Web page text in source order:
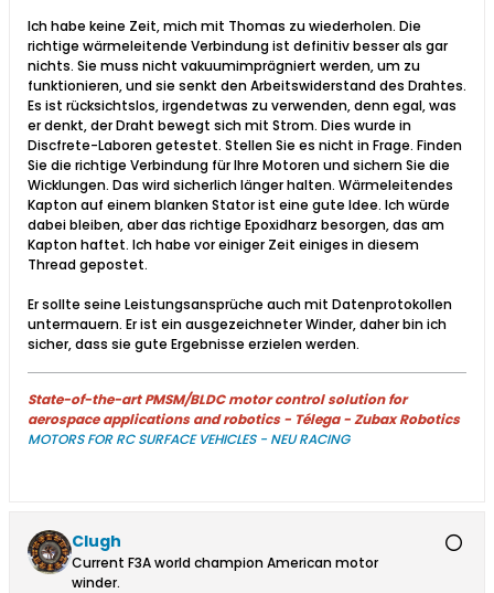
Ich habe keine Zeit, mich mit Thomas zu wiederholen. Die
richtige wärmeleitende Verbindung ist definitiv besser als gar
nichts. Sie muss nicht vakuumimprägniert werden, um zu
funktionieren, und sie senkt den Arbeitswiderstand des Drahtes.
Es ist rücksichtslos, irgendetwas zu verwenden, denn egal, was
er denkt, der Draht bewegt sich mit Strom. Dies wurde in
Discfrete-Laboren getestet. Stellen Sie es nicht in Frage. Finden
Sie die richtige Verbindung für Ihre Motoren und sichern Sie die
Wicklungen. Das wird sicherlich länger halten. Wärmeleitendes
Kapton auf einem blanken Stator ist eine gute Idee. Ich würde
dabei bleiben, aber das richtige Epoxidharz besorgen, das am
Kapton haftet. Ich habe vor einiger Zeit einiges in diesem
Thread gepostet.​
Er sollte seine Leistungsansprüche auch mit Datenprotokollen
untermauern. Er ist ein ausgezeichneter Winder, daher bin ich
sicher, dass sie gute Ergebnisse erzielen werden.
State-of-the-art PMSM/BLDC motor control solution for
aerospace applications and robotics - Télega - Zubax Robotics
MOTORS FOR RC SURFACE VEHICLES - NEU RACING
Clugh
Current F3A world champion American motor
winder.